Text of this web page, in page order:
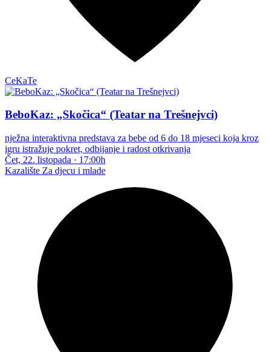
CeKaTe
BeboKaz: „Skočica“ (Teatar na Trešnejvci)
nježna interaktivna predstava za bebe od 6 do 18 mjeseci koja kroz
igru istražuje pokret, odbijanje i radost otkrivanja
Čet, 22. listopada · 17:00h
Kazalište Za djecu i mlade